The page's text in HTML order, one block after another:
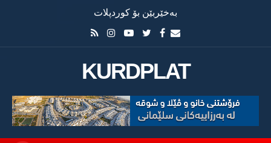
بەخێربێن بۆ کوردپلات
KURDPLAT